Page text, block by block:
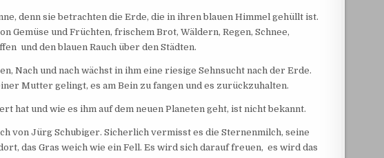
denn sie betrachten die Erde, die in ihren blauen Himmel gehüllt ist.
Gemüse und Früchten, frischem Brot, Wäldern, Regen, Schnee,
und den blauen Rauch über den Städten.
Nach und nach wächst in ihm eine riesige Sehnsucht nach der Erde.
Mutter gelingt, es am Bein zu fangen und es zurückzuhalten.
hat und wie es ihm auf dem neuen Planeten geht, ist nicht bekannt.
von Jürg Schubiger. Sicherlich vermisst es die Sternenmilch, seine
das Gras weich wie ein Fell. Es wird sich darauf freuen, es wird das